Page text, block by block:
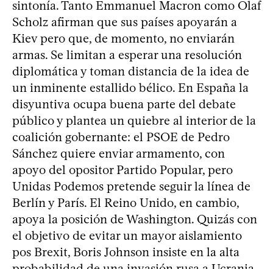
sintonía. Tanto Emmanuel Macron como Olaf
Scholz afirman que sus países apoyarán a
Kiev pero que, de momento, no enviarán
armas. Se limitan a esperar una resolución
diplomática y toman distancia de la idea de
un inminente estallido bélico. En España la
disyuntiva ocupa buena parte del debate
público y plantea un quiebre al interior de la
coalición gobernante: el PSOE de Pedro
Sánchez quiere enviar armamento, con
apoyo del opositor Partido Popular, pero
Unidas Podemos pretende seguir la línea de
Berlín y París. El Reino Unido, en cambio,
apoya la posición de Washington. Quizás con
el objetivo de evitar un mayor aislamiento
pos Brexit, Boris Johnson insiste en la alta